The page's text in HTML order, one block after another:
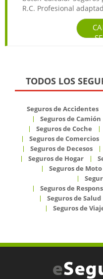
R.C. Profesional
TODOS LOS
Seguros de Accidentes
Seguros de Camión
Seguros de Coche
Seguros de Comercios
Seguros de Decesos
Seguros de Hogar
Seguros de Moto
Seguros de
Seguros de Salud
Seguros de